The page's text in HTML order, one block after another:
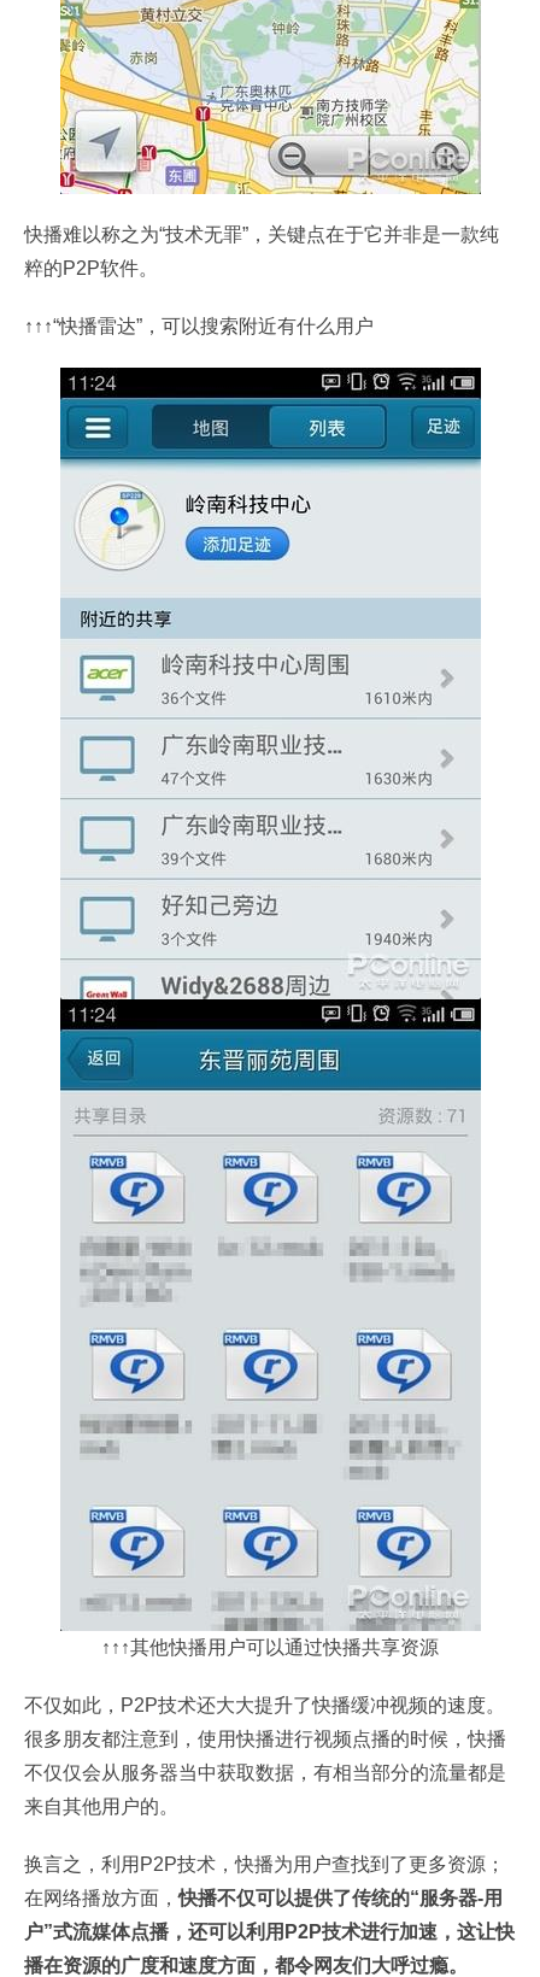
快播难以称之为“技术无罪”，关键点在于它并非是一款纯
粹的P2P软件。
↑↑↑“快播雷达”，可以搜索附近有什么用户
↑↑↑其他快播用户可以通过快播共享资源
不仅如此，P2P技术还大大提升了快播缓冲视频的速度。
很多朋友都注意到，使用快播进行视频点播的时候，快播
不仅仅会从服务器当中获取数据，有相当部分的流量都是
来自其他用户的。
换言之，利用P2P技术，快播为用户查找到了更多资源；
在网络播放方面，快播不仅可以提供了传统的“服务器-用
户”式流媒体点播，还可以利用P2P技术进行加速，这让快
播在资源的广度和速度方面，都令网友们大呼过瘾。